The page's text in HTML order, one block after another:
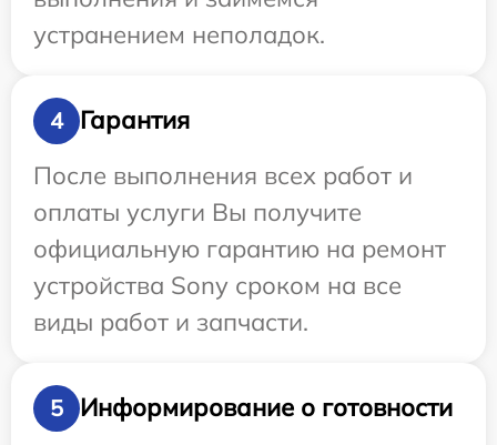
устранением неполадок.
4
Гарантия
После выполнения всех работ и
оплаты услуги Вы получите
официальную гарантию на ремонт
устройства Sony сроком на все
виды работ и запчасти.
5
Информирование о готовности